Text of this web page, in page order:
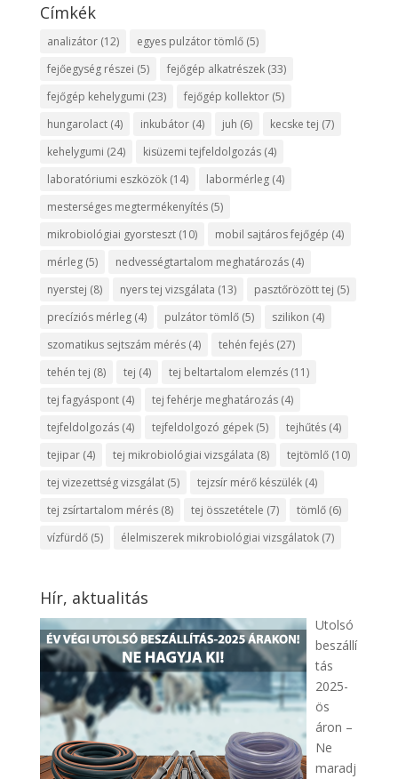
Címkék
analizátor(12) egyes pulzátor tömlő(5)
fejőegység részei (5) fejőgép alkatrészek(33)
fejőgép kehelygumi (23) fejőgép kollektor(5)
hungarolact(4) inkubátor(4) juh (6) kecske tej (7)
kehelygumi (24) kisüzemi tejfeldolgozás(4)
laboratóriumi eszközök(14) labormérleg(4)
mesterséges megtermékenyítés(5)
mikrobiológiai gyorsteszt(10) mobil sajtáros fejőgép (4)
mérleg(5) nedvességtartalom meghatározás(4)
nyerstej (8) nyers tej vizsgálata (13) pasztőrözött tej (5)
precíziós mérleg(4) pulzátor tömlő(5) szilikon (4)
szomatikus sejtszám mérés(4) tehén fejés(27)
tehén tej (8) tej (4) tej beltartalom elemzés(11)
tej fagyáspont(4) tej fehérje meghatározás(4)
tejfeldolgozás(4) tejfeldolgozó gépek(5) tejhűtés(4)
tejipar(4) tej mikrobiológiai vizsgálata (8) tejtömlő(10)
tej vizezettség vizsgálat(5) tejzsír mérő készülék(4)
tej zsírtartalom mérés(8) tej összetétele (7) tömlő(6)
vízfürdő(5) élelmiszerek mikrobiológiai vizsgálatok(7)
Hír, aktualitás
Utolsó
beszállí
tás
2025-
ös
áron –
Ne
maradj